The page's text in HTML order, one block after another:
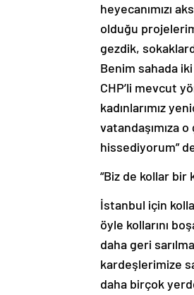
heyecanımızı
olduğu
gezdik,
Benim sahada
CHP’li mevcut
kadınlarımız
vatandaşımıza
hissediyorum”
“Biz de kollar bir
İstanbul için
öyle kollarını
daha geri
kardeşlerimize
daha birçok